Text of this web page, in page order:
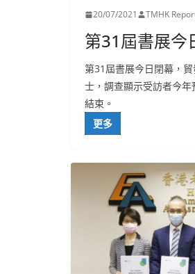
20/07/2021 TMHK
第31屆書展今
第31屆書展今日閉幕，
士，調查顯示受訪者今
結束。
更多